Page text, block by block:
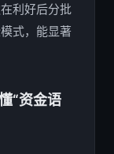
利好后分批
式，能显著
“资金语